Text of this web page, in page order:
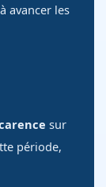
avancer les
sur
période,